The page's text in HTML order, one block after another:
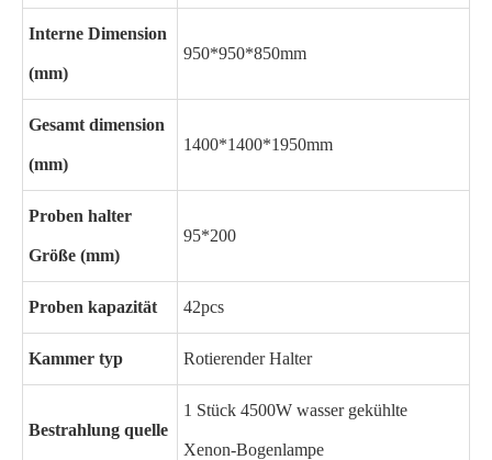
Interne Dimension
(mm)
950*950*850mm
Gesamt dimension
(mm)
1400*1400*1950mm
Proben halter
Größe (mm)
95*200
Proben kapazität 42pcs
Kammer typ Rotierender Halter
Bestrahlung quelle
1 Stück 4500W wasser gekühlte
Xenon-Bogenlampe